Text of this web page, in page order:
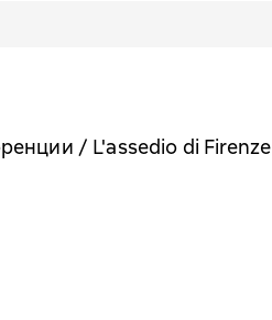
/ L'assedio di Firenze